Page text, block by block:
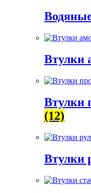
Втулки
Втулки
(12)
Втулки